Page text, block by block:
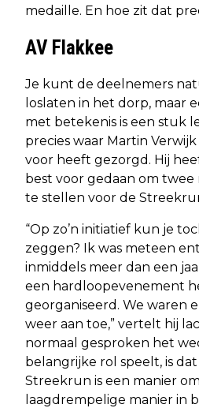
medaille. En hoe zit dat
AV Flakkee
Je kunt de deelnemers
loslaten in het dorp, maar
met betekenis is een stuk
precies waar Martin Verwijk
voor heeft gezorgd. Hij
best voor gedaan om twee
te stellen voor de
“Op zo’n initiatief kun je
zeggen? Ik was meteen
inmiddels meer dan een
een hardloopevenement
georganiseerd. We waren
weer aan toe,” vertelt hij
normaal gesproken het
belangrijke rol speelt, is
Streekrun is een manier
laagdrempelige manier in